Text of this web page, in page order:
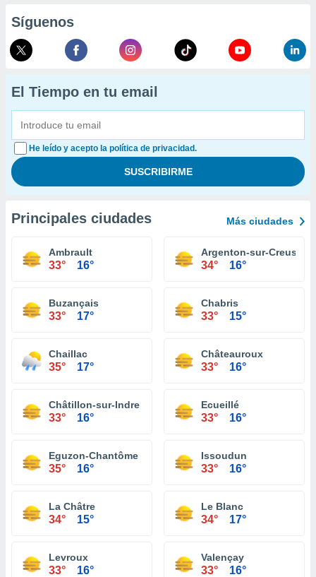
Síguenos
El Tiempo en tu email
He leído y acepto la política de privacidad.
Principales ciudades Más ciudades
Ambrault
33° 16°
Argenton-sur-Creuse
34° 16°
Buzançais
33° 17°
Chabris
33° 15°
Chaillac
35° 17°
Châteauroux
33° 16°
Châtillon-sur-Indre
33° 16°
Ecueillé
33° 16°
Eguzon-Chantôme
35° 16°
Issoudun
33° 16°
La Châtre
34° 15°
Le Blanc
34° 17°
Levroux
33° 16°
Valençay
33° 16°